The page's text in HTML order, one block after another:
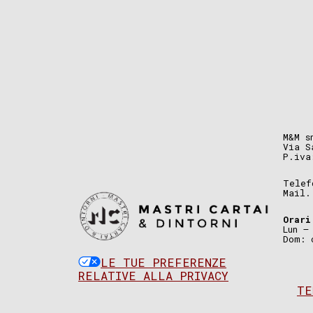
LE TUE PREFERENZE
RELATIVE ALLA PRIVACY
Via
Mail.
Lun
Dom: